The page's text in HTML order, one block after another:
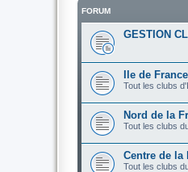
FORUM
GESTION
Ile de France
Tout les clubs
Nord de la
Tout les clubs
Centre de la
Tout les clubs